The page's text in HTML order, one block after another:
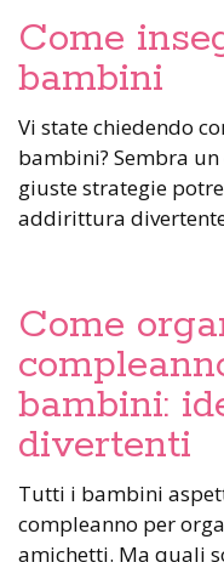
Come
bambini
Vi state chiedendo come insegnare i verbi ai
bambini? Sembra
giuste strategie
addirittura
Come
bambini:
divertenti
Tutti i bambini aspettano con impazienza il loro
compleanno per
amichetti. Ma quali